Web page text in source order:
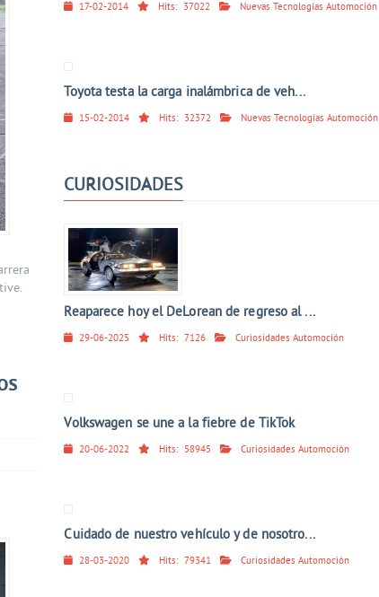
17-02-2014 Hits: 37022 Nuevas Tecnologías Automoción
Toyota testa la carga inalámbrica de veh...
15-02-2014 Hits: 32372 Nuevas Tecnologías Automoción
CURIOSIDADES
Reaparece hoy el DeLorean de regreso al ...
29-06-2025 Hits: 7126 Curiosidades Automoción
Volkswagen se une a la fiebre de TikTok
20-06-2022 Hits: 58945 Curiosidades Automoción
Cuidado de nuestro vehículo y de nosotro...
28-03-2020 Hits: 79341 Curiosidades Automoción